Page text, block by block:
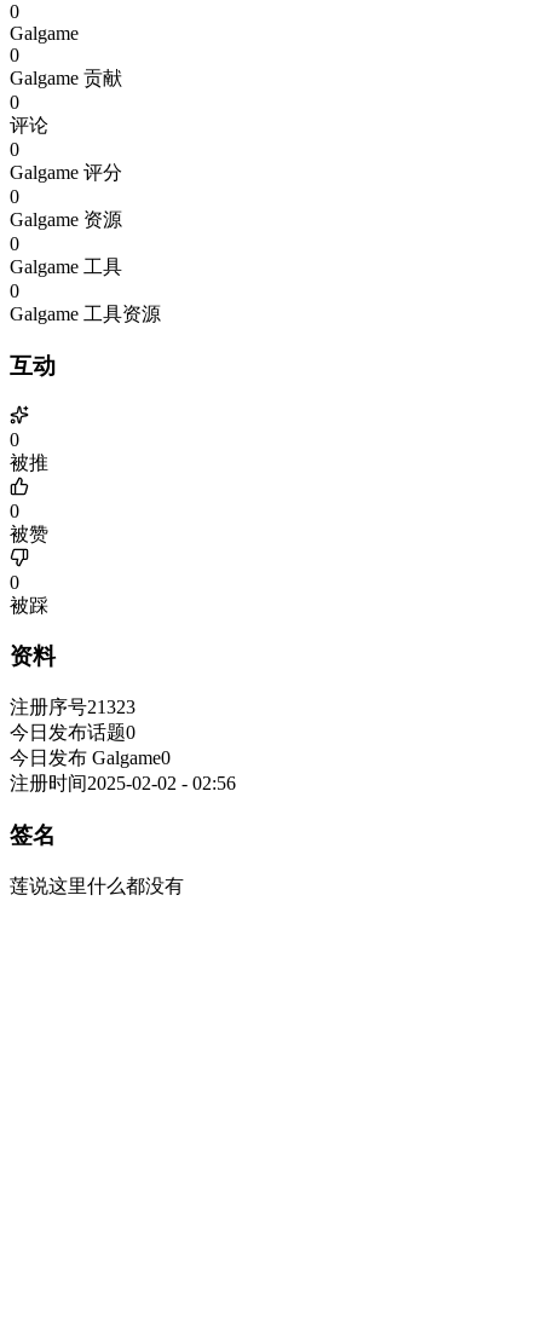
0
Galgame
0
Galgame 贡献
0
评论
0
Galgame 评分
0
Galgame 资源
0
Galgame 工具
0
Galgame 工具资源
互动
0
被推
0
被赞
0
被踩
资料
注册序号21323
今日发布话题0
今日发布 Galgame0
注册时间2025-02-02 - 02:56
签名
莲说这里什么都没有